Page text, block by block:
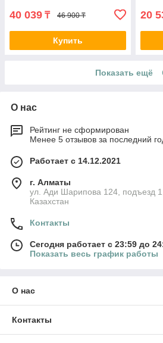
40 039 ₸ 46 900 ₸
Купить
20
Показать ещё
О нас
Рейтинг не сформирован
Менее 5 отзывов за последний
Работает с 14.12.2021
г. Алматы
ул. Ади Шарипова 124, подъезд
Казахстан
Контакты
Сегодня работает с 23:59 до
Показать весь график работы
О нас
Контакты